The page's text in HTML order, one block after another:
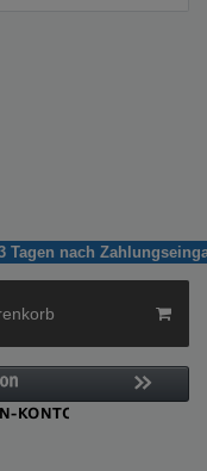
Tagen nach